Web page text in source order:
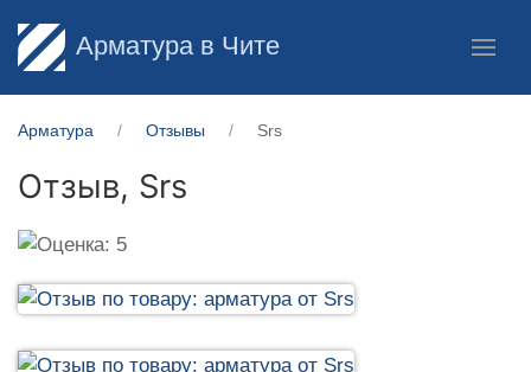
Арматура в Чите
Арматура Отзывы Srs
Отзыв, Srs